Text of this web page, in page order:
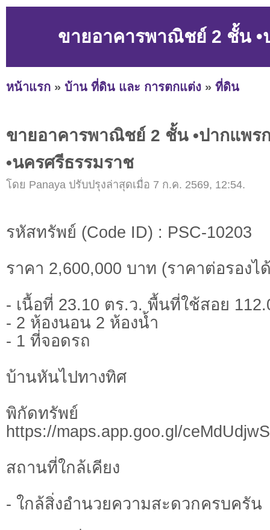
ขายอาคารพาณิชย์ 2 ชั้น •
หน้าแรก » บ้าน ที่ดิน และ การตกแต่ง » ที่ดิน
ขายอาคารพาณิชย์ 2 ชั้น •ปากแพรก
•นครศรีธรรมราช
โดย Panaya ปรับปรุงล่าสุดเมื่อ 7 ก.ค. 2569, 12:54.
รหัสทรัพย์ (Code ID) : PSC-10203
ราคา 2,600,000 บาท (ราคาต่อรองไ
- เนื้อที่ 23.10 ตร.ว. พื้นที่ใช้สอย
- 2 ห้องนอน 2 ห้องน้ำ
- 1 ที่จอดรถ
บ้านหันไปทางทิศ
พิกัดทรั
https://maps.app.goo.gl/
สถานที่ใกล้เคียง
- ใกล้สิ่งอำนวยความสะดวกครบครัน